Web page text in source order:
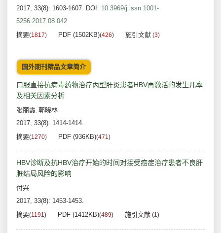
2017, 33(8): 1603-1607. DOI: 10.3969/j.issn.1001-
5256.2017.08.042
摘要(1817) PDF (1502KB)(426) 施引文献 (3)
国外期刊精品文章简介
口服直接抗病毒药物治疗丙型肝炎患者HBV再激活的发生几率
及相关因素分析
张丽霞, 郭晓林
2017, 33(8): 1414-1414.
摘要(1270) PDF (936KB)(471)
HBV诊断及抗HBV治疗开始的时间对接受癌症治疗患者不良肝
脏结局风险的影响
付兴
2017, 33(8): 1453-1453.
摘要(1191) PDF (1412KB)(489) 施引文献 (1)